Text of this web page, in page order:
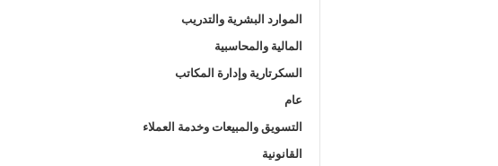
الموارد البشرية والتدريب
المالية والمحاسبية
السكرتارية وإدارة المكاتب
عام
التسويق والمبيعات وخدمة العملاء
القانونية